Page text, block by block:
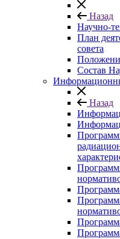
Назад
Научно-
План
совета
Состав
Назад